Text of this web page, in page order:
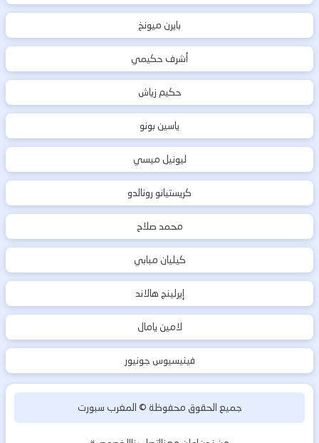
بايرن ميونخ
أشرف حكيمي
حكيم زياش
ياسين بونو
ليونيل ميسي
كريستيانو رونالدو
محمد صلاح
كيليان مبابي
إيرلينج هالاند
لامين يامال
فينيسيوس جونيور
جميع الحقوق محفوظة ©المغرب سبورت